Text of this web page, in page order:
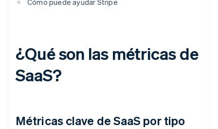
Cómo puede ayudar Stripe
¿Qué son las métricas de
SaaS?
Métricas clave de SaaS por tipo